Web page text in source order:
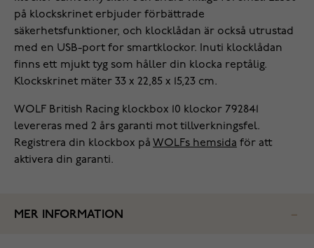
på klockskrinet erbjuder förbättrade
säkerhetsfunktioner, och klocklådan är också utrustad
med en USB-port for smartklockor. Inuti klocklådan
finns ett mjukt tyg som håller din klocka reptålig.
Klockskrinet mäter 33 x 22,85 x 15,23 cm.
WOLF British Racing klockbox 10 klockor 792841
levereras med 2 års garanti mot tillverkningsfel.
Registrera din klockbox på WOLFs hemsida för att
aktivera din garanti.
MER INFORMATION